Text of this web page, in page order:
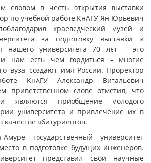
словом в честь открытия выставки
по учебной работе КнАГУ Ян Юрьевич
краеведческий музей и
за подготовку выставки и
нашего университета 70 лет – это
нам есть чем гордиться – многие
вуза создают имя России. Проректор
КнАГУ Александр Витальевич
приветственном слове отметил, что
являются приобщение молодого
университета и привлечение их в
качестве абитуриентов.
Амуре государственный университет
в подготовке будущих инженеров.
представил свои научные